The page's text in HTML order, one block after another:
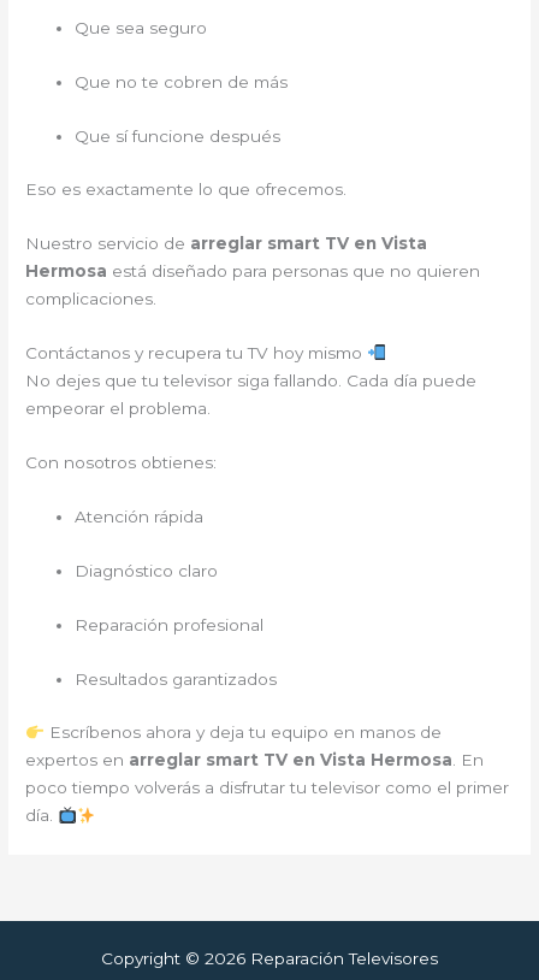
Que sea seguro
Que no te cobren de más
Que sí funcione después
Eso es exactamente lo que ofrecemos.
Nuestro servicio de arreglar smart TV en Vista
Hermosa está diseñado para personas que no quieren
complicaciones.
Contáctanos y recupera tu TV hoy mismo
No dejes que tu televisor siga fallando. Cada día puede
empeorar el problema.
Con nosotros obtienes:
Atención rápida
Diagnóstico claro
Reparación profesional
Resultados garantizados
Escríbenos ahora y deja tu equipo en manos de
expertos en arreglar smart TV en Vista Hermosa. En
poco tiempo volverás a disfrutar tu televisor como el primer
día.
Copyright © 2026 Reparación Televisores